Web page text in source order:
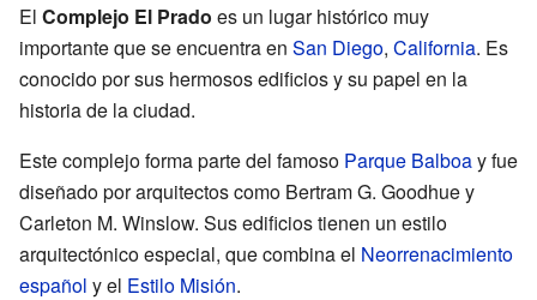
El Complejo El Prado es un lugar histórico muy
importante que se encuentra en San Diego, California. Es
conocido por sus hermosos edificios y su papel en la
historia de la ciudad.
Este complejo forma parte del famoso Parque Balboay fue
diseñado por arquitectos como Bertram G. Goodhue y
Carleton M. Winslow. Sus edificios tienen un estilo
arquitectónico especial, que combina el Neorrenacimiento
español y el Estilo Misión.